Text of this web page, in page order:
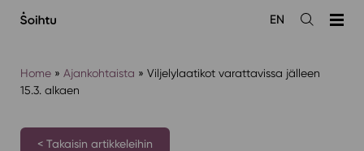
sisältöön
Avaa
EN
Home» Ajankohtaista » Viljelylaatikot varattavissa jälleen
15.3. alkaen
< Takaisin artikkeleihin